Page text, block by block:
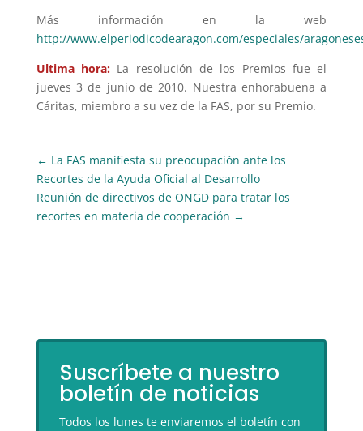
Más información en la web
http://www.elperiodicodearagon.com/especiales/
Ultima hora: La resolución de los Premios fue el
jueves 3 de junio de 2010. Nuestra enhorabuena a
Cáritas, miembro a su vez de la FAS, por su Premio.
← La FAS manifiesta su preocupación ante los
Recortes de la Ayuda Oficial al Desarrollo
Reunión de directivos de ONGD para tratar los
recortes en materia de cooperación →
Suscríbete a nuestro
boletín de noticias
Todos los lunes te enviaremos el boletín con